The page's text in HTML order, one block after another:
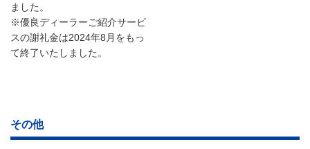
ました。
※優良ディーラーご紹介サービ
スの謝礼金は2024年8月をもっ
て終了いたしました。
その他